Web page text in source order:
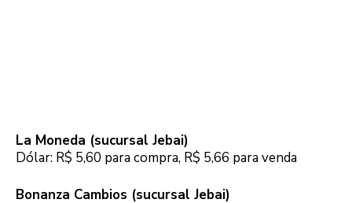
La Moneda (sucursal Jebai)
Dólar: R$ 5,60 para compra, R$ 5,66 para venda
Bonanza Cambios (sucursal Jebai)